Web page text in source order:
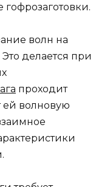
гофрозаготовки.
волн на
делается при
проходит
ей волновую